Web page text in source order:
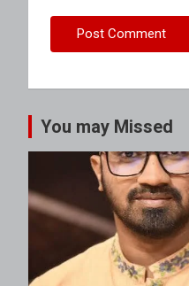
You may Missed